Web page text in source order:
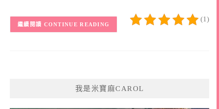
(1)
CONTINUE READING
我是米寶麻CAROL